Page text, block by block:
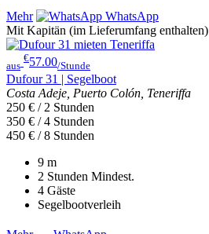
Mehr
WhatsApp
Mit Kapitän (im Lieferumfang enthalten)
aus
€57.00/Stunde
Dufour 31 | Segelboot
Costa Adeje, Puerto Colón, Teneriffa
250 € / 2 Stunden
350 € / 4 Stunden
450 € / 8 Stunden
9 m
2 Stunden Mindest.
4 Gäste
Segelbootverleih